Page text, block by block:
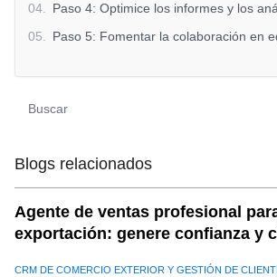
04
Paso 4: Optimice los informes y los
05
Paso 5: Fomentar la colaboración en
Blogs relacionados
Agente de ventas profesional
exportación: genere confianza y
CRM DE COMERCIO EXTERIOR Y GESTIÓN DE